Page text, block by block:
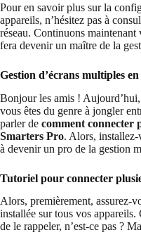
Pour en savoir plus sur la
appareils, n’hésitez pas à
réseau. Continuons
fera devenir un maître de la
Gestion d’écrans multiples
Bonjour les amis !
vous êtes du genre à jongler
parler de comment connecter
Smarters Pro. Alors, installez-
à devenir un pro de la gestion
Tutoriel pour connecter
Alors, premièrement, assurez-
installée sur tous vos appareils.
de le rappeler, n’est-ce pas ?